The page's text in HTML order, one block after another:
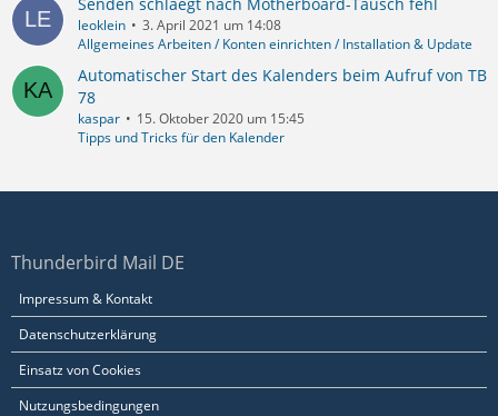
leoklein
3. April 2021 um 14:08
Allgemeines Arbeiten / Konten einrichten / Installation & Update
Automatischer Start des Kalenders beim Aufruf von TB
78
kaspar
15. Oktober 2020 um 15:45
Tipps und Tricks für den Kalender
Thunderbird Mail DE
Impressum & Kontakt
Datenschutzerklärung
Einsatz von Cookies
Nutzungsbedingungen